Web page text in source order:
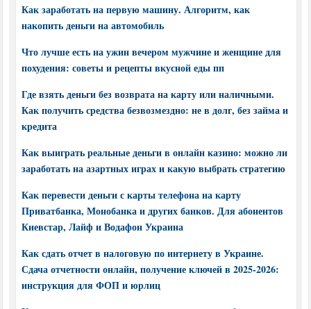
Как заработать на первую машину. Алгоритм, как
накопить деньги на автомобиль
Что лучше есть на ужин вечером мужчине и женщине для
похудения: советы и рецепты вкусной еды пп
Где взять деньги без возврата на карту или наличными.
Как получить средства безвозмездно: не в долг, без займа и
кредита
Как выиграть реальные деньги в онлайн казино: можно ли
заработать на азартных играх и какую выбрать стратегию
Как перевести деньги с карты телефона на карту
Приватбанка, Монобанка и других банков. Для абонентов
Киевстар, Лайф и Водафон Украина
Как сдать отчет в налоговую по интернету в Украине.
Сдача отчетности онлайн, получение ключей в 2025-2026:
инструкция для ФОП и юрлиц